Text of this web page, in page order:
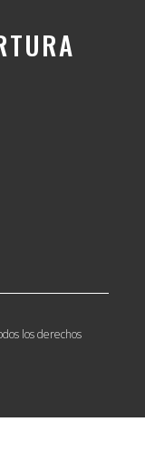
los derechos